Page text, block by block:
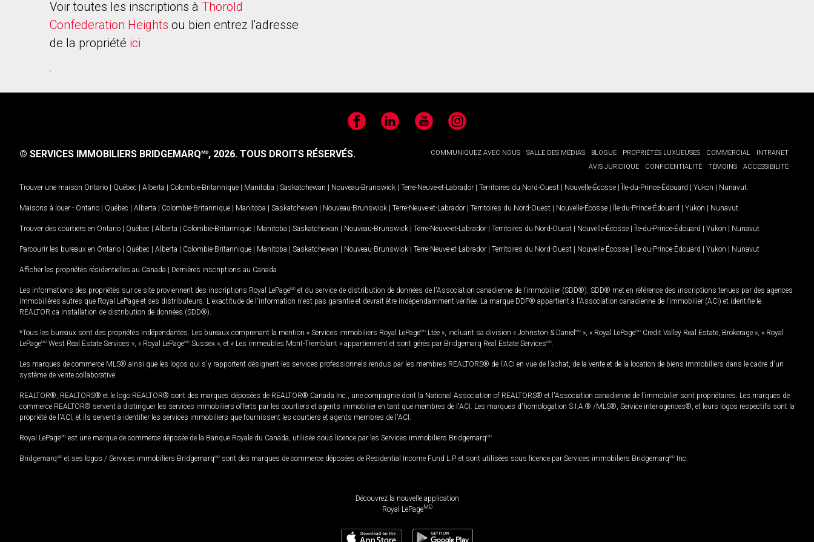
Voir toutes les inscriptions à Thorold
Confederation Heights ou bien entrez l'adresse
de la propriété ici
.
FacebookLinkedIn YouTubeInstagram
COMMUNIQUEZ AVEC NOUS SALLE DES MÉDIAS BLOGUE PROPRIÉTÉS LUXUEUSES COMMERCIAL
INTRANET
AVIS JURIDIQUE
CONFIDENTIALITÉ TÉMOINS ACCESSIBILITÉ
© SERVICES IMMOBILIERS BRIDGEMARQMD, 2026. TOUS DROITS RÉSERVÉS.
Trouver une maison Ontario | Québec | Alberta | Colombie-Britannique | Manitoba | Saskatchewan | Nouveau-Brunswick | Terre-Neuve-et-Labrador | Territoires du Nord-Ouest | Nouvelle-Écosse | Île-du-Prince-Édouard | Yukon | Nunavut
Maisons à louer - Ontario | Québec | Alberta | Colombie-Britannique | Manitoba | Saskatchewan | Nouveau-Brunswick | Terre-Neuve-et-Labrador | Territoires du Nord-Ouest | Nouvelle-Écosse | Île-du-Prince-Édouard | Yukon | Nunavut
Trouver des courtiers en Ontario | Québec | Alberta | Colombie-Britannique | Manitoba | Saskatchewan | Nouveau-Brunswick | Terre-Neuve-et-Labrador | Territoires du Nord-Ouest | Nouvelle-Écosse | Île-du-Prince-Édouard | Yukon | Nunavut
Parcourir les bureaux en Ontario | Québec | Alberta | Colombie-Britannique | Manitoba | Saskatchewan | Nouveau-Brunswick | Terre-Neuve-et-Labrador | Territoires du Nord-Ouest | Nouvelle-Écosse | Île-du-Prince-Édouard | Yukon | Nunavut
Afficher les propriétés résidentielles au Canada | Dernières inscriptions au Canada
Les informations des propriétés sur ce site proviennent des inscriptions Royal LePageMD et du service de distribution de données de l'Association canadienne de l’immobilier (SDD®). SDD® met en référence des inscriptions tenues par des agences
immobilières autres que Royal LePage et ses distributeurs. L'exactitude de l'information n'est pas garantie et devrait être indépendamment vérifiée. La marque DDF® appartient à l'Association canadienne de l’immobilier (ACI) et identifie le
REALTOR.ca Installation de distribution de données (SDD®).
*Tous les bureaux sont des propriétés indépendantes. Les bureaux comprenant la mention « Services immobiliers Royal LePageMD Ltée », incluant sa division « Johnston & Daniel MD », « Royal LePageMD Credit Valley Real Estate, Brokerage », « Royal
LePageMD West Real Estate Services », « Royal LePageMD Sussex », et « Les immeubles Mont-Tremblant » appartiennent et sont gérés par Bridgemarq Real Estate ServicesMD
Les marques de commerce MLS® ainsi que les logos qui s'y rapportent désignent les services professionnels rendus par les membres REALTORS® de l'ACI en vue de l'achat, de la vente et de la location de biens immobiliers dans le cadre d'un
système de vente collaborative.
REALTOR®, REALTORS® et le logo REALTOR® sont des marques déposées de REALTOR® Canada Inc., une compagnie dont la National Association of REALTORS® et l'Association canadienne de l’immobilier sont propriétaires. Les marques de
commerce REALTOR® servent à distinguer les services immobiliers offerts par les courtiers et agents immobilier en tant que membres de l'ACI. Les marques d'homologation S.I.A.® /MLS®, Service inter-agences®, et leurs logos respectifs sont la
propriété de l'ACI, et ils servent à identifier les services immobiliers que fournissent les courtiers et agents membres de l'ACI.
Royal LePageMD est une marque de commerce déposée de la Banque Royale du Canada, utilisée sous licence par les Services immobiliers BridgemarqMD
BridgemarqMD et ses logos / Services immobiliers BridgemarqMD sont des marques de commerce déposées de Residential Income Fund L.P. et sont utilisées sous licence par Services immobiliers BridgemarqMD Inc.
Découvrez la nouvelle application
Royal LePageMD